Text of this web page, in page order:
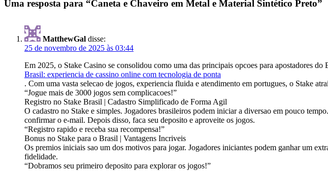
Uma resposta para “Caneta e Chaveiro em Metal e Material Sintético Preto”
MatthewGal disse:
25 de novembro de 2025 às 03:44
Em 2025, o Stake Casino se consolidou como uma das principais opcoes para apostadores
Brasil: experiencia de cassino online com tecnologia de ponta
. Com uma vasta selecao de jogos, experiencia fluida e atendimento em portugues, o Stake
“Jogue mais de 3000 jogos sem complicacoes!”
Registro no Stake Brasil | Cadastro Simplificado de Forma Agil
O cadastro no Stake e simples. Jogadores brasileiros podem iniciar a diversao em pouco
confirmar o e-mail. Depois disso, faca seu deposito e aproveite os jogos.
“Registro rapido e receba sua recompensa!”
Bonus no Stake para o Brasil | Vantagens Incriveis
Os premios iniciais sao um dos motivos para jogar. Jogadores iniciantes podem ganhar um
fidelidade.
“Dobramos seu primeiro deposito para explorar os jogos!”